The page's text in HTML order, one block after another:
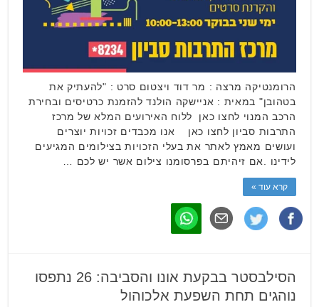
הרומנטיקה מרצה : מר דוד ויצטום סרט : "להעתיק את
בטהובן" במאית : אניישקה הולנד להזמנת כרטיסים ובחירת
הרכב המנוי לחצו כאן ללוח האירועים המלא של מרכז
התרבות סביון לחצו כאן אנו מכבדים זכויות יוצרים
ועושים מאמץ לאתר את בעלי הזכויות בצילומים המגיעים
לידינו .אם זיהיתם בפרסומנו צילום אשר יש לכם …
קרא עוד »
הסילבסטר בבקעת אונו והסביבה: 26 נתפסו
נוהגים תחת השפעת אלכוהול